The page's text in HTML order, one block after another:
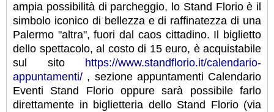
ampia possibilità di parcheggio, lo Stand Florio è il
simbolo iconico di bellezza e di raffinatezza di una
Palermo "altra", fuori dal caos cittadino. Il biglietto
dello spettacolo, al costo di 15 euro, è acquistabile
sul sito https://www.standflorio.it/calendario-
appuntamenti/ , sezione appuntamenti Calendario
Eventi Stand Florio oppure sarà possibile farlo
direttamente in biglietteria dello Stand Florio (via